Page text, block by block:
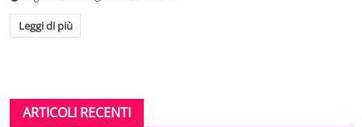
Leggi di più
ARTICOLI RECENTI